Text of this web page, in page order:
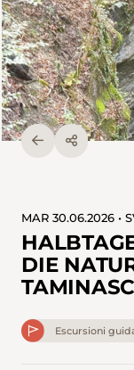
MAR 30.06.2026 •
DIE
Escursioni